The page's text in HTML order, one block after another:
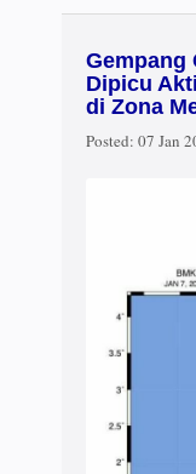
Gempang
Dipicu
di Zona
Posted: 07 Jan